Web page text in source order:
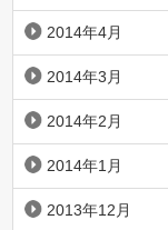
2014年4月
2014年3月
2014年2月
2014年1月
2013年12月